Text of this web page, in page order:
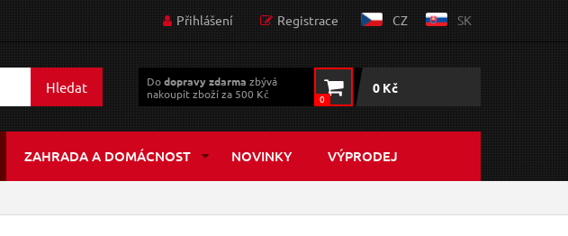
Přihlášení Registrace CZ SK
Hledat Dodopravy zdarma zbývá
nakoupit zboží za 500 Kč
0
0 Kč
ZAHRADA A DOMÁCNOST NOVINKY VÝPRODEJ